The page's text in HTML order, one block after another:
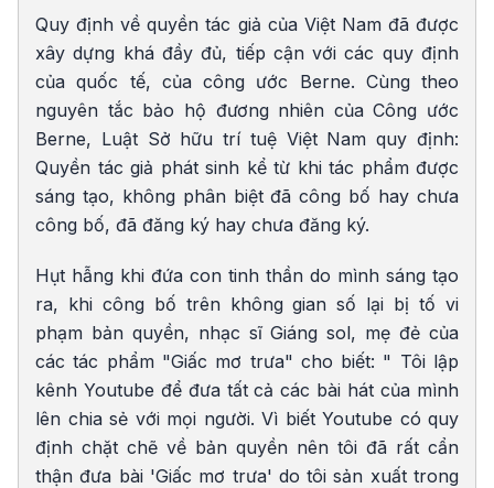
Quy định về quyền tác giả của Việt Nam đã được
xây dựng khá đầy đủ, tiếp cận với các quy định
của quốc tế, của công ước Berne. Cùng theo
nguyên tắc bảo hộ đương nhiên của Công ước
Berne, Luật Sở hữu trí tuệ Việt Nam quy định:
Quyền tác giả phát sinh kể từ khi tác phẩm được
sáng tạo, không phân biệt đã công bố hay ch­ưa
công bố, đã đăng ký hay ch­ưa đăng ký.
Hụt hẫng khi đứa con tinh thần do mình sáng tạo
ra, khi công bố trên không gian số lại bị tố vi
phạm bản quyền, nhạc sĩ Giáng sol, mẹ đẻ của
các tác phẩm "Giấc mơ trưa" cho biết: " Tôi lập
kênh Youtube để đưa tất cả các bài hát của mình
lên chia sẻ với mọi người. Vì biết Youtube có quy
định chặt chẽ về bản quyền nên tôi đã rất cẩn
thận đưa bài 'Giấc mơ trưa' do tôi sản xuất trong